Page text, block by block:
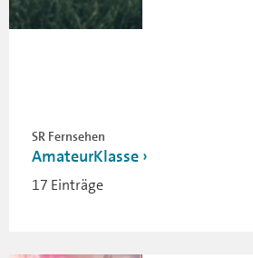
SR Fernsehen
AmateurKlasse
17 Einträge